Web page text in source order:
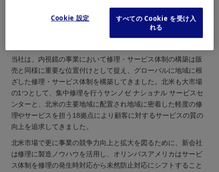
ービスに対する顧客満足度を高めていきます。
※IE（インダストリアル・エンジニアリング）：人・資
材・設備およびエネルギーの最適な統合システムの設
計・改善および実施に関することを扱い、生産性を向
当社は、内視鏡の事業において修理・サービス体制の構築は販
売と同様に重要な位置付けとして捉え、グローバルに地域に根
ざした修理・サービス体制を構築してきました。北米も大市場
の1つとして、集中修理を行うサンノゼ ナショナル サービスセ
ンターと、北米の主要地域に配置され地域に密着した軽度の修
理やサービスを担う18拠点により顧客に対するサービスの質の
向上を追求してきました。
北米市場で更に事業の競争力向上と拡大を図るために、新会社
は修理に製造ノウハウを活用し、オリンパスアメリカはサービ
ス体制を修理の発生時対応から未然防止対応にシフトすること
Cookie 設定
すべての Cookie を受け入
れる